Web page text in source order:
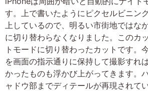
す。上で書いたようにピクセルビニン
上しているので、明るい市街地ではな
に切り替わらなくなりました。このカ
トモードに切り替わったカットです。
を画面の指示通りに保持して撮影すれ
かったものも浮かび上がってきます。
ャドウ部までディテールが再現されて